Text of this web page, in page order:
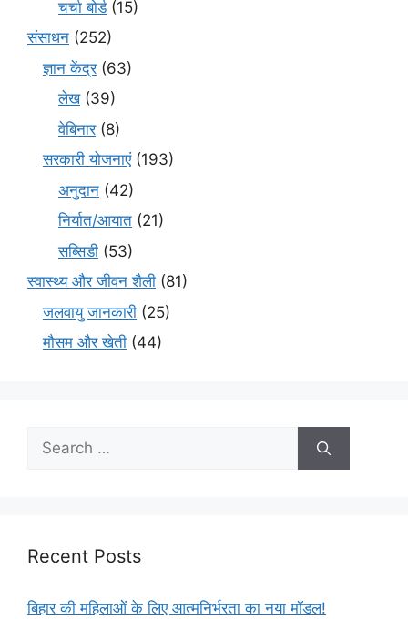
चर्चा बोर्ड(15)
संसाधन (252)
ज्ञान केंद्र(63)
लेख(39)
वेबिनार(8)
सरकारी योजनाएं(193)
अनुदान (42)
निर्यात/आयात (21)
सब्सिडी (53)
स्वास्थ्य और जीवन शैली (81)
जलवायु जानकारी (25)
मौसम और खेती (44)
Recent Posts
बिहार की महिलाओं के लिए आत्मनिर्भरता का नया मॉडल!